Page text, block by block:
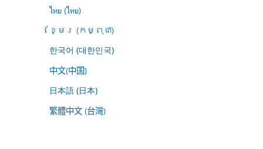
ไทย (ไทย)
ខ្មែរ (កម្ពុជា)
한국어 (대한민국)
中文(中国)
日本語 (日本)
繁體中文 (台灣)